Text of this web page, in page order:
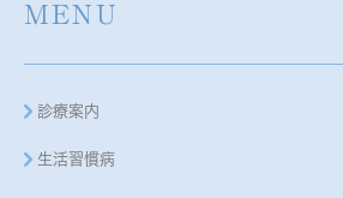
MENU
診療案内
生活習慣病